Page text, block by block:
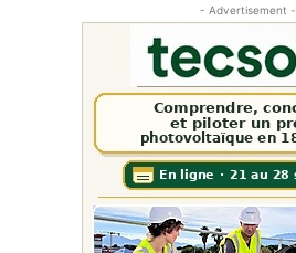
- Advertisement -